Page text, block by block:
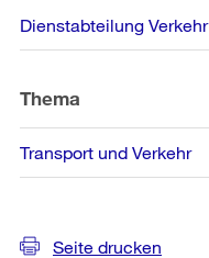
Weitere
Informationen
Dienstabteilung Verkehr
Thema
Transport und Verkehr
Seite drucken